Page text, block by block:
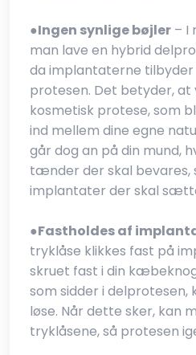
●​Ingen synlige bøjler– I
man lave en hybrid
da implantaterne
protesen. Det betyder, at
kosmetisk protese, som
ind mellem dine egne
går dog an på din mund,
tænder der skal bevares,
implantater der skal
●​Fastholdes af
tryklåse klikkes fast på
skruet fast i din
som sidder i delprotesen,
løse. Når dette sker, kan
tryklåsene, så protesen